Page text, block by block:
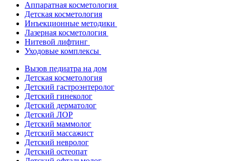
Аппаратная косметология
Детская косметология
Инъекционные методики
Лазерная косметология
Нитевой лифтинг
Уходовые комплексы
Вызов педиатра на дом
Детская косметология
Детский гастроэнтеролог
Детский гинеколог
Детский дерматолог
Детский ЛОР
Детский маммолог
Детский массажист
Детский невролог
Детский остеопат